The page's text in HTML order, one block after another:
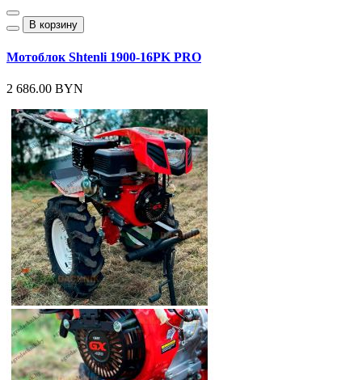
В корзину
Мотоблок Shtenli 1900-16PK PRO
2 686.00 BYN